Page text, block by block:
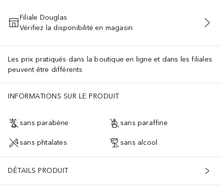
AJOUTER AU PANIER
Filiale Douglas
Vérifiez la disponibilité en magasin
Les prix pratiqués dans la boutique en ligne et dans les filiales
peuvent être différents
INFORMATIONS SUR LE PRODUIT
sans parabène sans paraffine
sans phtalates sans alcool
DÉTAILS PRODUIT